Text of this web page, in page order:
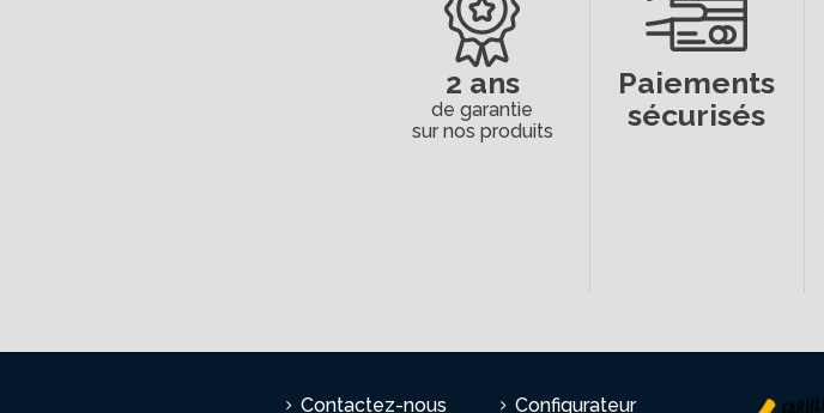
2 ans
de garantie
sur nos produits
Paiements
sécurisés
Contactez-nous Configurateur